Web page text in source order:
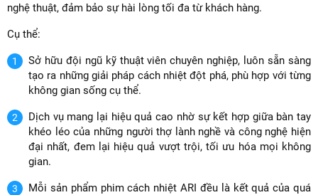
nghệ thuật, đảm bảo sự hài lòng tối đa từ khách hàng.
Cụ thể:
Sở hữu đội ngũ kỹ thuật viên chuyên nghiệp, luôn sẵn sàng
tạo ra những giải pháp cách nhiệt đột phá, phù hợp với từng
không gian sống cụ thể.
Dịch vụ mang lại hiệu quả cao nhờ sự kết hợp giữa bàn tay
khéo léo của những người thợ lành nghề và công nghệ hiện
đại nhất, đem lại hiệu quả vượt trội, tối ưu hóa mọi không
gian.
Mỗi sản phẩm phim cách nhiệt ARI đều là kết quả của quá